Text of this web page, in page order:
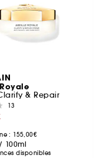
& Repair
13
: 155,00€
/ 100ml
disponibles